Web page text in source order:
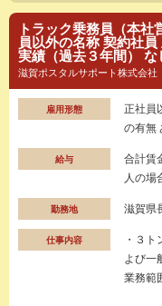
トラック乗務員（本
員以外の名称 契約社
実績（過去３年間） な
滋賀ポスタルサポート株式会社
雇用形態
正社員
の有無
給与
合計賃
人の場
勤務地 滋賀県
仕事内容
・３
よび一
業務範